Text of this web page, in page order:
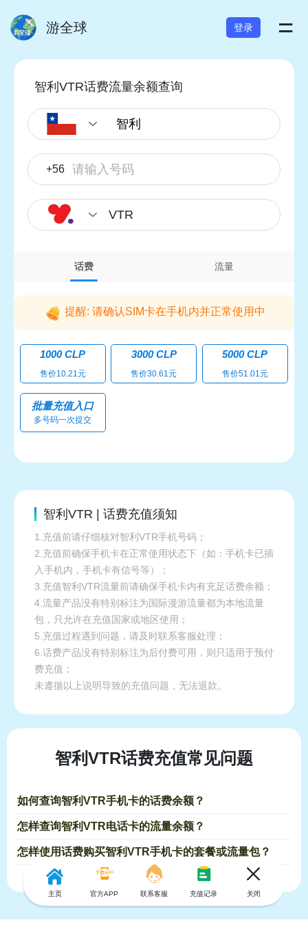
游全球 登录 =
智利VTR话费流量余额查询
+56
VTR
话费 流量
提醒: 请确认SIM卡在手机内并正常使用中
1000 CLP
售价10.21元
3000 CLP
售价30.61元
5000 CLP
售价51.01元
批量充值入口
多号码一次提交
智利VTR | 话费充值须知
1.充值前请仔细核对智利VTR手机号码；
2.充值前确保手机卡在正常使用状态下（如：手机卡已插
入手机内，手机卡有信号等）；
3.充值智利VTR流量前请确保手机卡内有充足话费余额；
4.流量产品没有特别标注为国际漫游流量都为本地流量
包，只允许在充值国家或地区使用；
5.充值过程遇到问题，请及时联系客服处理；
6.话费产品没有特别标注为后付费可用，则只适用于预付
费充值；
未遵循以上说明导致的充值问题，无法退款。
智利VTR话费充值常见问题
如何查询智利VTR手机卡的话费余额？
怎样查询智利VTR电话卡的流量余额？
怎样使用话费购买智利VTR手机卡的套餐或流量包？
主页 官方APP 联系客服 充值记录 关闭